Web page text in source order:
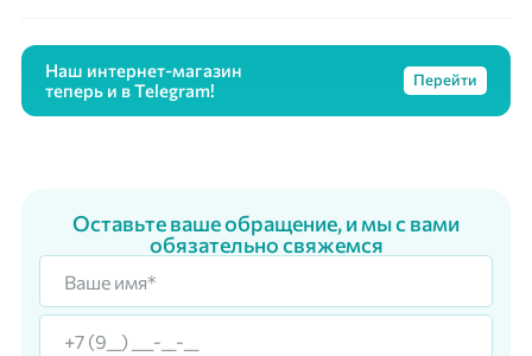
Наш интернет-магазин
теперь и в Telegram!
Перейти
Оставьте ваше обращение, и мы с вами
обязательно свяжемся